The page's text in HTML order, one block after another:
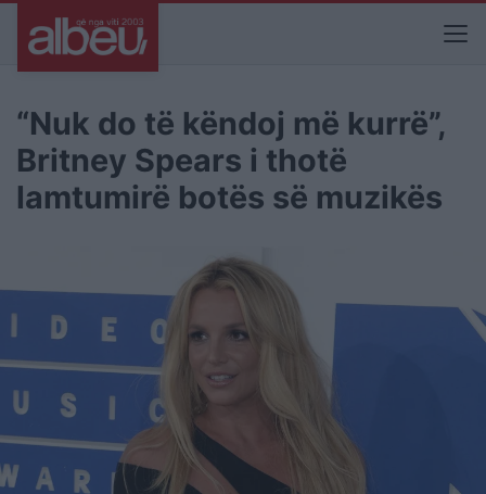
“Nuk do të këndoj më kurrë”,
Britney Spears i thotë
lamtumirë botës së muzikës